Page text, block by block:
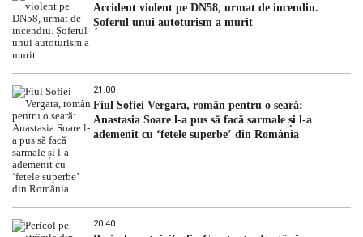
Accident violent pe DN58, urmat de incendiu.
Șoferul unui autoturism a murit
21:00
Fiul Sofiei Vergara, român pentru o seară:
Anastasia Soare l-a pus să facă sarmale și l-a
ademenit cu ‘fetele superbe’ din România
20:40